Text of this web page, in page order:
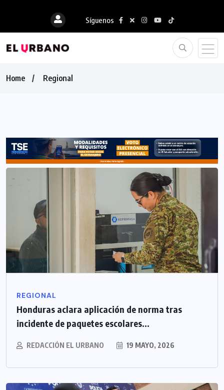
Síguenos
Home Regional
REGIONAL
Honduras aclara aplicación de norma tras
incidente de paquetes escolares...
REDACCIÓN EL URBANO 19 MAYO, 2026